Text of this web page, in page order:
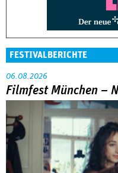
FESTIVALBERICHTE
06.08.2026
Filmfest München –